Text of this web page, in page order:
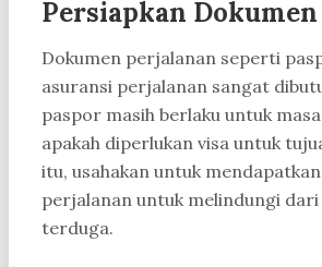
Persiapkan
Dokumen perjalanan seperti
asuransi perjalanan sangat
paspor masih berlaku untuk
apakah diperlukan visa untuk
itu, usahakan untuk
perjalanan untuk melindungi
terduga.